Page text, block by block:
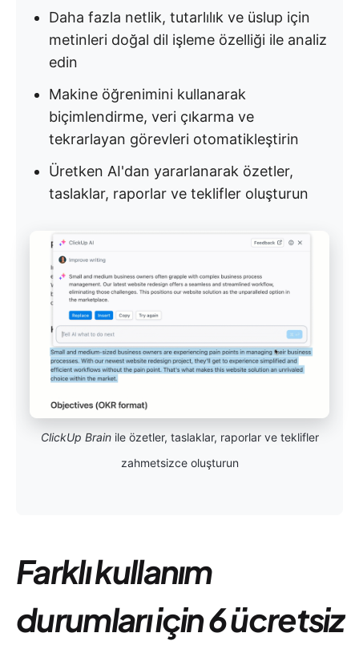
Daha fazla netlik, tutarlılık ve üslup için
metinleri doğal dil işleme özelliği ile analiz
edin
Makine öğrenimini kullanarak
biçimlendirme, veri çıkarma ve
tekrarlayan görevleri otomatikleştirin
Üretken AI'dan yararlanarak özetler,
taslaklar, raporlar ve teklifler oluşturun
ClickUp Brainile özetler, taslaklar, raporlar ve teklifler
zahmetsizce oluşturun
Farklı kullanım
durumları için 6 ücretsiz